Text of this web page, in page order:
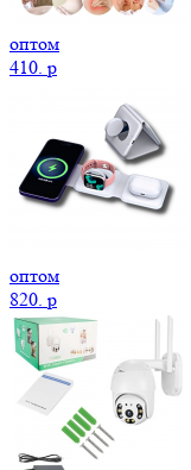
оптом
410. p
оптом
820. p